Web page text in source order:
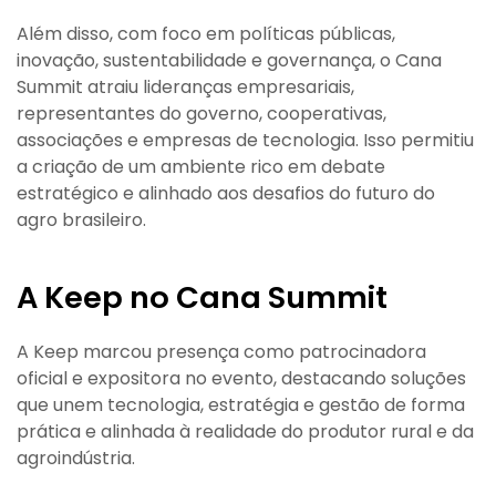
Além disso, com foco em políticas públicas,
inovação, sustentabilidade e governança, o Cana
Summit atraiu lideranças empresariais,
representantes do governo, cooperativas,
associações e empresas de tecnologia. Isso permitiu
a criação de um ambiente rico em debate
estratégico e alinhado aos desafios do futuro do
agro brasileiro.
A Keep no Cana Summit
A Keep marcou presença como patrocinadora
oficial e expositora no evento, destacando soluções
que unem tecnologia, estratégia e gestão de forma
prática e alinhada à realidade do produtor rural e da
agroindústria.